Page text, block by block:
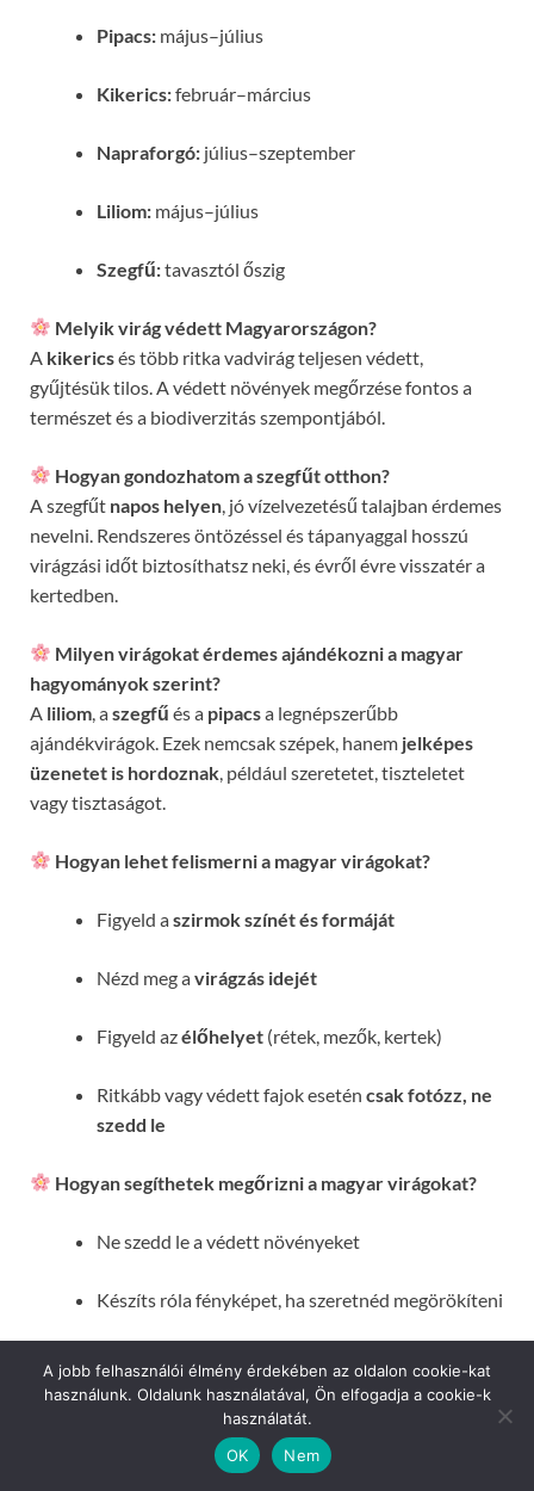
Pipacs: május–július
Kikerics:február–március
Napraforgó: július–szeptember
Liliom: május–július
Szegfű:tavasztól őszig
Melyik virág védett Magyarországon?
A kikericsés több ritka vadvirág teljesen védett,
gyűjtésük tilos. A védett növények megőrzése fontos a
természet és a biodiverzitás szempontjából.
Hogyan gondozhatom a szegfűt otthon?
A szegfűt napos helyen , jó vízelvezetésű talajban érdemes
nevelni. Rendszeres öntözéssel és tápanyaggal hosszú
virágzási időt biztosíthatsz neki, és évről évre visszatér a
kertedben.
Milyen virágokat érdemes ajándékozni a magyar
hagyományok szerint?
A liliom , aszegfű és a pipacsa legnépszerűbb
ajándékvirágok. Ezek nemcsak szépek, hanem jelképes
üzenetet is hordoznak , például szeretetet, tiszteletet
vagy tisztaságot.
Hogyan lehet felismerni a magyar virágokat?
Figyeld aszirmok színét és formáját
Nézd meg avirágzás idejét
Figyeld azélőhelyet (rétek, mezők, kertek)
Ritkább vagy védett fajok esetén csak fotózz, ne
szedd le
Hogyan segíthetek megőrizni a magyar virágokat?
Ne szedd le a védett növényeket
Készíts róla fényképet, ha szeretnéd megörökíteni
Támogasd a beporzókat, például a méheket,
mézelő virágok ültetésével
A jobb felhasználói élmény érdekében az oldalon cookie-kat
használunk. Oldalunk használatával, Ön elfogadja a cookie-k
használatát.
OK
Nem